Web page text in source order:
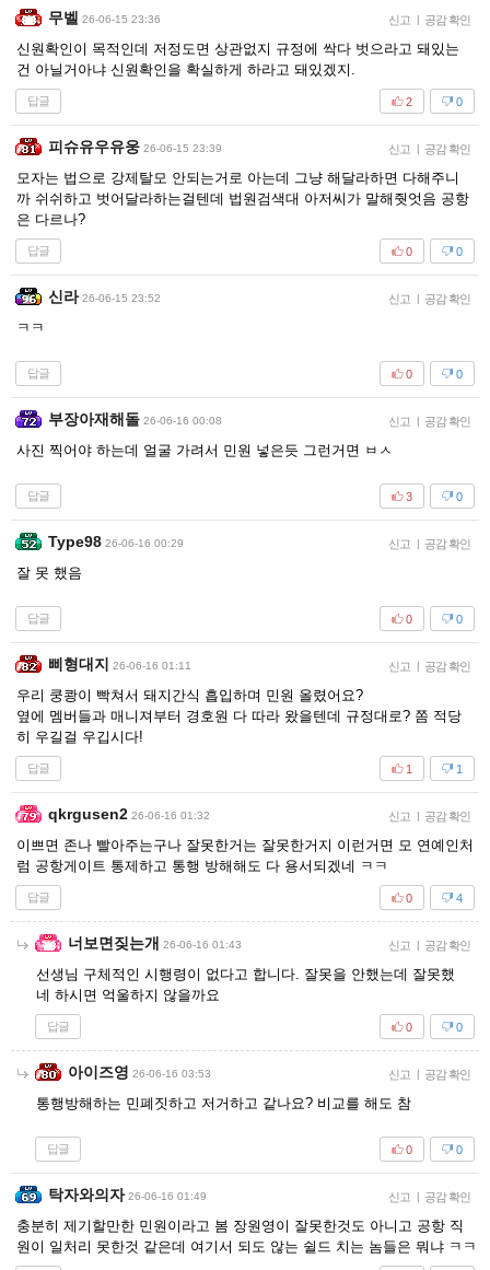
무벨 26-06-15 23:36 신고 | 공감 확인
신원확인이 목적인데 저정도면 상관없지 규정에 싹다 벗으라고 돼있는
건 아닐거아냐 신원확인을 확실하게 하라고 돼있겠지.
답글 0
2
피슈유우유웅 26-06-15 23:39 신고 | 공감 확인
모자는 법으로 강제탈모 안되는거로 아는데 그냥 해달라하면 다해주니
까 쉬쉬하고 벗어달라하는걸텐데 법원검색대 아저씨가 말해줫엇음 공항
은 다르나?
답글 0
0
신라 26-06-15 23:52 신고 | 공감 확인
ㅋㅋ
답글 0
0
부장아재해돌 26-06-16 00:08 신고 | 공감 확인
사진 찍어야 하는데 얼굴 가려서 민원 넣은듯 그런거면 ㅂㅅ
답글 0
3
Type98 26-06-16 00:29 신고 | 공감 확인
잘 못 했음
답글 0
0
삐형대지 26-06-16 01:11 신고 | 공감 확인
우리 쿵쾅이 빡쳐서 돼지간식 흡입하며 민원 올렸어요?
옆에 멤버들과 매니져부터 경호원 다 따라 왔을텐데 규정대로? 쫌 적당
히 우길걸 우깁시다!
답글 1
1
qkrgusen2 26-06-16 01:32 신고 | 공감 확인
이쁘면 존나 빨아주는구나 잘못한거는 잘못한거지 이런거면 모 연예인처
럼 공항게이트 통제하고 통행 방해해도 다 용서되겠네 ㅋㅋ
답글 4
0
너보면짖는개 26-06-16 01:43 신고 | 공감 확인
선생님 구체적인 시행령이 없다고 합니다. 잘못을 안했는데 잘못했
네 하시면 억울하지 않을까요
답글 0
0
아이즈영 26-06-16 03:53 신고 | 공감 확인
통행방해하는 민폐짓하고 저거하고 같나요? 비교를 해도 참
답글 0
0
탁자와의자 26-06-16 01:49 신고 | 공감 확인
충분히 제기할만한 민원이라고 봄 장원영이 잘못한것도 아니고 공항 직
원이 일처리 못한것 같은데 여기서 되도 않는 쉴드 치는 놈들은 뭐냐 ㅋㅋ